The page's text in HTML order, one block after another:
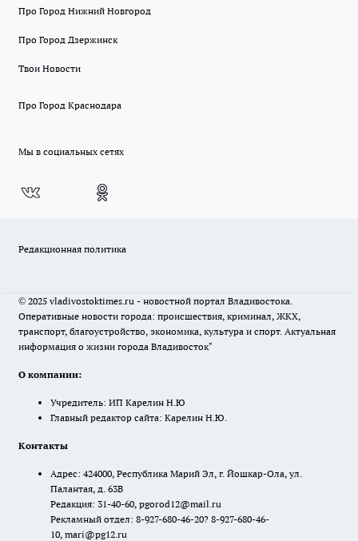
Про Город Нижний Новгород
Про Город Дзержинск
Твои Новости
Про Город Краснодара
Мы в социальных сетях
Редакционная политика
© 2025 vladivostoktimes.ru - новостной портал Владивостока.
Оперативные новости города: происшествия, криминал, ЖКХ,
транспорт, благоустройство, экономика, культура и спорт. Актуальная
информация о жизни города Владивосток"
О компании:
Учредитель: ИП Карелин Н.Ю
Главный редактор сайта: Карелин Н.Ю.
Контакты
Адрес: 424000, Республика Марий Эл, г. Йошкар-Ола, ул.
Палантая, д. 63В
Редакция: 31-40-60, pgorod12@mail.ru
Рекламный отдел: 8-927-680-46-20? 8-927-680-46-
10, mari@pg12.ru